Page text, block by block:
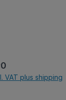
VAT plus shipping